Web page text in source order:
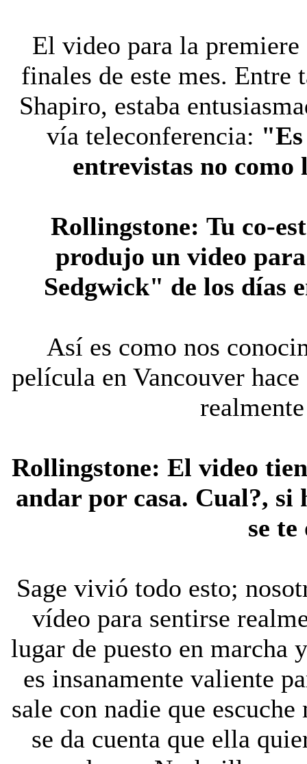
El video para la
finales de este mes.
Shapiro, estaba
vía teleconferencia:
entrevistas no como
Rollingstone: Tu co-
produjo un video
Sedgwick" de los días
Así es como nos
película en Vancouver
Rollingstone: El video
andar por casa. Cual?,
se
Sage vivió todo esto;
vídeo para sentirse
lugar de puesto en marcha
es insanamente valiente
sale con nadie que
se da cuenta que ella